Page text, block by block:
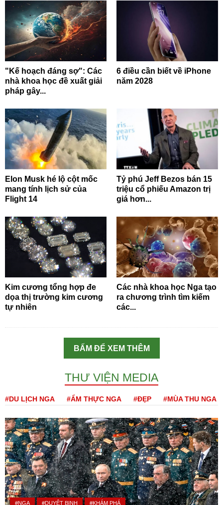
"Kế hoạch đáng sợ": Các
nhà khoa học đề xuất giải
pháp gây...
6 điều cần biết về iPhone
năm 2028
Elon Musk hé lộ cột mốc
mang tính lịch sử của
Flight 14
Tỷ phú Jeff Bezos bán 15
triệu cổ phiếu Amazon trị
giá hơn...
Kim cương tổng hợp đe
dọa thị trường kim cương
tự nhiên
Các nhà khoa học Nga tạo
ra chương trình tìm kiếm
các...
BẤM ĐỂ XEM THÊM
THƯ VIỆN MEDIA
#DU LỊCH NGA #ẨM THỰC NGA #ĐẸP #MÙA THU NGA
#NGA #DUYỆT BINH #KHÁM PHÁ